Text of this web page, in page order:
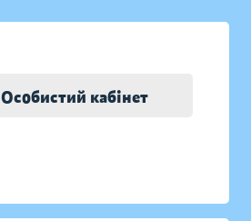
Особистий кабінет